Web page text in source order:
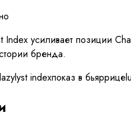
Index усиливает позиции
бренда.
lyst indexпоказ в бьяррице